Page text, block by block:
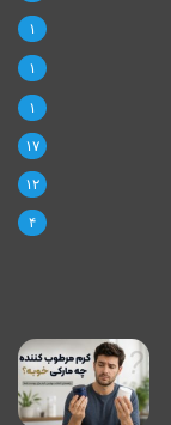
۱
۱
۱
۱۷
۱۲
۴